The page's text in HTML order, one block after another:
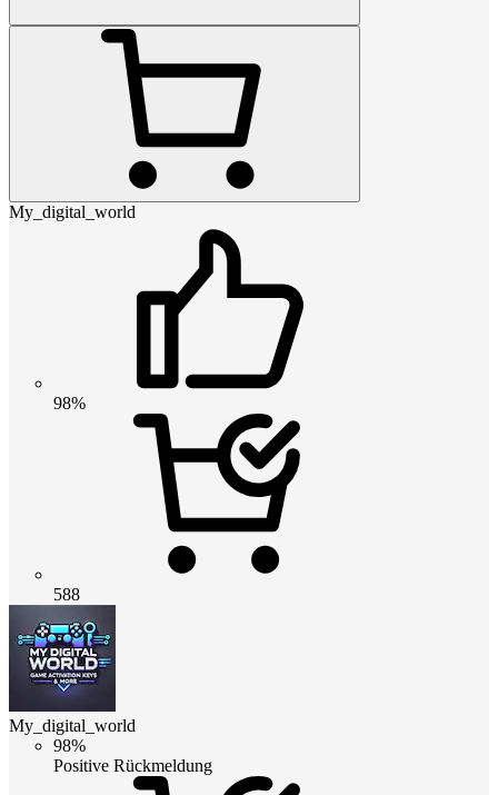
My_digital_world
98%
588
My_digital_world
98%
Positive Rückmeldung